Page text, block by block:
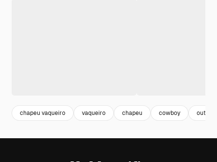
chapeu vaqueiro vaqueiro chapeu cowboy outline